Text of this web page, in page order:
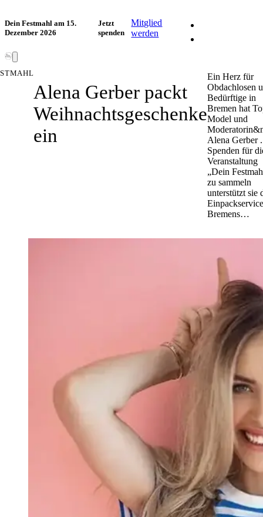
Dein Festmahl am 15.
Dezember 2026
Jetzt
spenden
Mitglied
werden
Alena Gerber packt
Weihnachtsgeschenke
ein
Ein Herz für
Obdachlosen
Bedürftige in
Bremen hat
Model und
Alena Gerber
Spenden für
Veranstaltung
„Dein
zu sammeln
unterstützt sie
Bremens…